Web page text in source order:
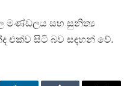
මණ්ඩලය සහ සුනිත්‍ය
එක්ව සිටි බව සඳහන් වේ.